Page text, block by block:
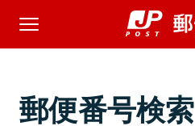
郵便番号検索